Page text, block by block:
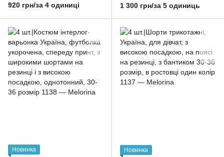
920 грн/за 4 одиниці 1 300 грн/за 5 одиниць
Новинка
Новинка